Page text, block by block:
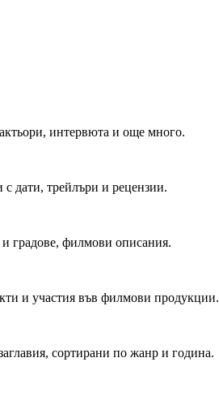
интервюта и още много.
дати, трейлъри и рецензии.
градове, филмови описания.
и участия във филмови продукции.
сортирани по жанр и година.